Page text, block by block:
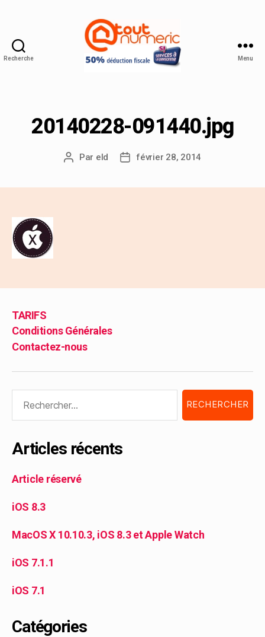
Recherche Menu
20140228-091440.jpg
Par eld février 28, 2014
TARIFS
Conditions Générales
Contactez-nous
Articles récents
Article réservé
iOS 8.3
MacOS X 10.10.3, iOS 8.3 et Apple Watch
iOS 7.1.1
iOS 7.1
Catégories